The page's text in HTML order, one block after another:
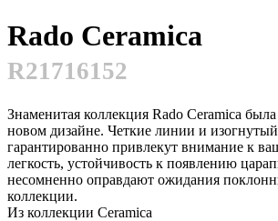
Rado Ceramica
R21716152
Знаменитая коллекция Rado Ceramica
новом дизайне. Четкие линии и
гарантированно привлекут внимание к
легкость, устойчивость к появлению
несомненно оправдают ожидания
коллекции.
Из коллекции Ceramica